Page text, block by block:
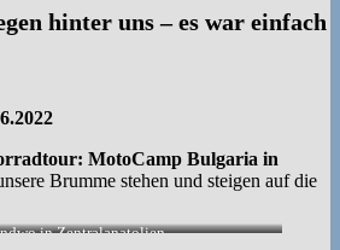
hinter uns – es war einfach
MotoCamp Bulgaria in
Brumme stehen und steigen auf die
in Zentralanatolien